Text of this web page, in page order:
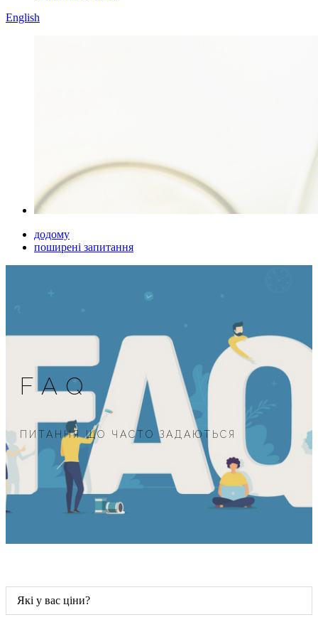
English
додому
поширені запитання
FAQ
ПИТАННЯ ЩО ЧАСТО ЗАДАЮТЬСЯ
Які у вас ціни?